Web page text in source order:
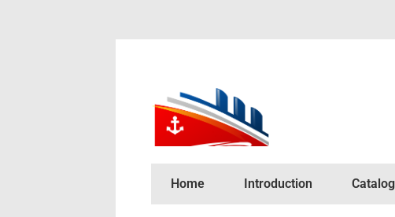
Home Introduction